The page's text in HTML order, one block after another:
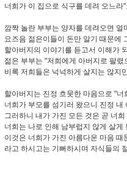
너희가 이 집으로 식구를 데려 오느라
깜짝 놀란 부부는 양자를 데려오면 얼
요즈음 젊은이들이 돈만 알기 때문에
할아버지의 이야기를 듣고서 이해가
젊은 부부는 "저희에게 아버지로 팔
비록 저희들은 넉넉하게 살지는 않지
할아버지는 진정 흐뭇한 마음으로 "
너희가 부모를 섬기러 왔으니 진정 내
그러하니 내가 가진 모든 것은 곧 너희
너희는 나로 인해 남부럽지 않게 살게
이것은 너희가 가진 아름다운 마음 때
라고 하시고는 기뻐하시며 자식들의